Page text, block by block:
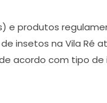
e produtos
insetos na Vila Ré
acordo com tipo